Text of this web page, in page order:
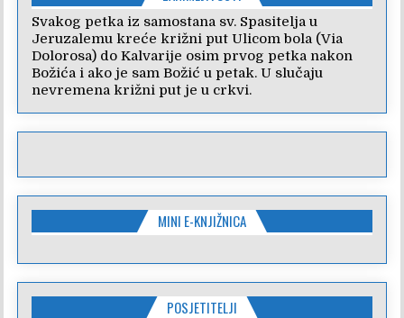
Svakog petka iz samostana sv. Spasitelja u
Jeruzalemu kreće križni put Ulicom bola (Via
Dolorosa) do Kalvarije osim prvog petka nakon
Božića i ako je sam Božić u petak. U slučaju
nevremena križni put je u crkvi.
MINI E-KNJIŽNICA
POSJETITELJI